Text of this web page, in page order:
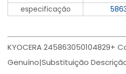
especificação
KYOCERA 245863050104829+
Genuíno|Substituição